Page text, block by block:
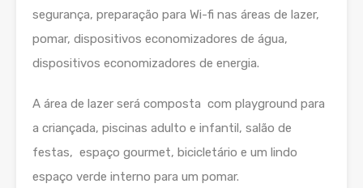
segurança, preparação para Wi-fi nas áreas de lazer,
pomar, dispositivos economizadores de água,
dispositivos economizadores de energia.
A área de lazer será composta com playground para
a criançada, piscinas adulto e infantil, salão de
festas, espaço gourmet, bicicletário e um lindo
espaço verde interno para um pomar.